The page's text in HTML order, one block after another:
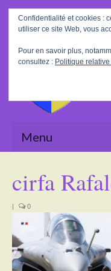
Rechercher
:
Menu
La Mairie
Le village
Tourisme
cirfa
| 0
Confidentialité et cookies :
utiliser ce site Web, vous
Pour en savoir plus,
consultez : Politique